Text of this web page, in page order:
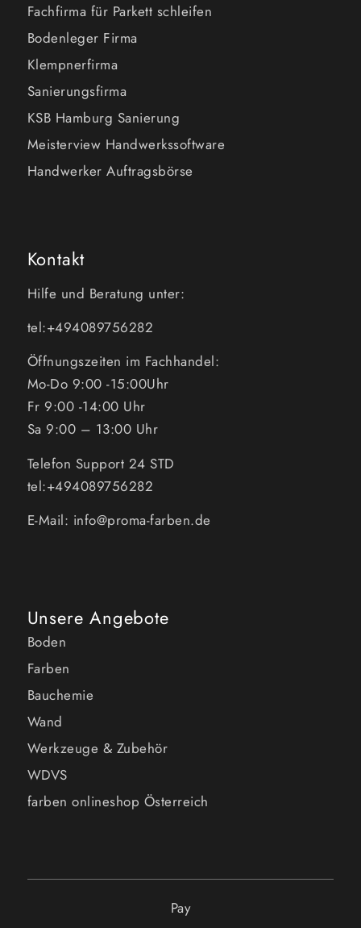
Fachfirma für Parkett schleifen
Bodenleger Firma
Klempnerfirma
Sanierungsfirma
KSB Hamburg Sanierung
Meisterview Handwerkssoftware
Handwerker Auftragsbörse
Kontakt
Hilfe und Beratung unter:
tel:+494089756282
Öffnungszeiten im Fachhandel:
Mo-Do 9:00 -15:00Uhr
Fr 9:00 -14:00 Uhr
Sa 9:00 – 13:00 Uhr
Telefon Support 24 STD
tel:+494089756282
E-Mail: info@proma-farben.de
Unsere Angebote
Boden
Farben
Bauchemie
Wand
Werkzeuge & Zubehör
WDVS
farben onlineshop Österreich
Pay